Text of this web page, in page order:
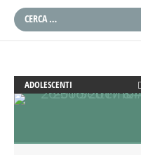
ADOLESCENTI
ADULTI